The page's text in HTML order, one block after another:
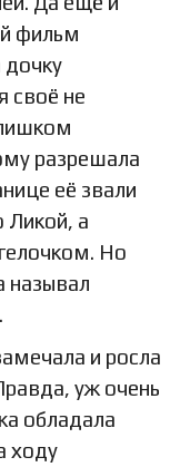
фильм
дочку
своё не
разрешала
её звали
Ликой, а
Но
называл
и росла
уж очень
обладала
ходу